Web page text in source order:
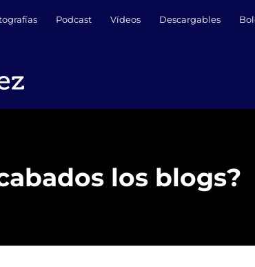
Podcast Vídeos Descargables
los blogs?